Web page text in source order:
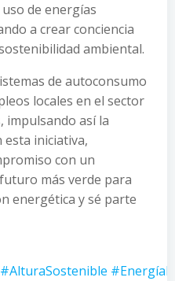
de energías
a crear conciencia
ambiental.
de autoconsumo
locales en el sector
impulsando así la
esta iniciativa,
con un
más verde para
energética y sé parte
#AlturaSostenible